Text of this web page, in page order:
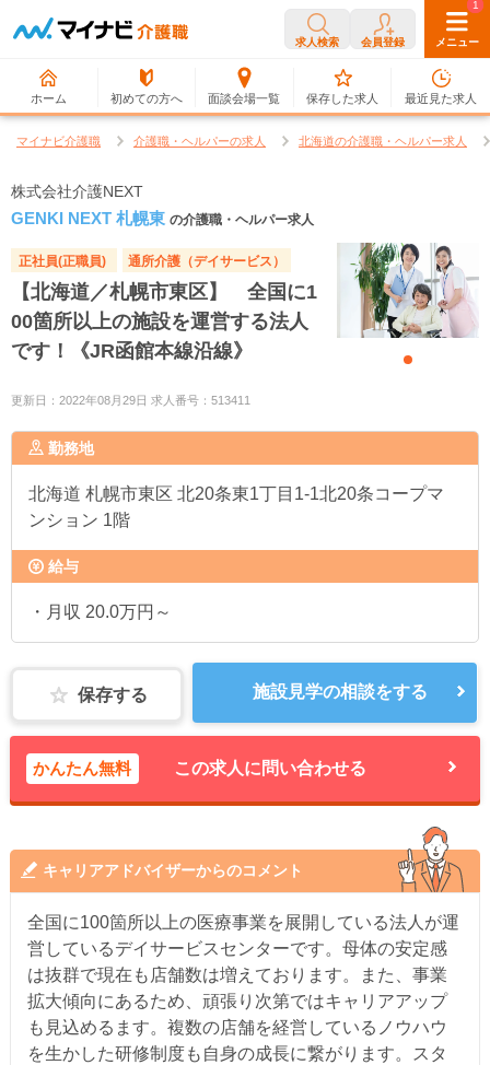
求人検索 会員登録 メニュー
ホーム 初めての方へ 面談会場一覧
0
保存した求人
1
最近見た求人
マイナビ介護職 介護職・ヘルパーの求人 北海道の介護職・ヘルパー求人
株式会社介護NEXT
GENKI NEXT 札幌東 の介護職・ヘルパー求人
正社員(正職員) 通所介護（デイサービス）
【北海道／札幌市東区】 全国に1
00箇所以上の施設を運営する法人
です！《JR函館本線沿線》
更新日：2022年08月29日 求人番号：513411
勤務地
北海道 札幌市東区 北20条東1丁目1-1北20条コープマ
ンション 1階
給与
・月収 20.0万円～
保存する 施設見学の相談をする
かんたん無料 この求人に問い合わせる
キャリアアドバイザーからのコメント
全国に100箇所以上の医療事業を展開している法人が運
営しているデイサービスセンターです。母体の安定感
は抜群で現在も店舗数は増えております。また、事業
拡大傾向にあるため、頑張り次第ではキャリアアップ
も見込めるます。複数の店舗を経営しているノウハウ
を生かした研修制度も自身の成長に繋がります。スタ